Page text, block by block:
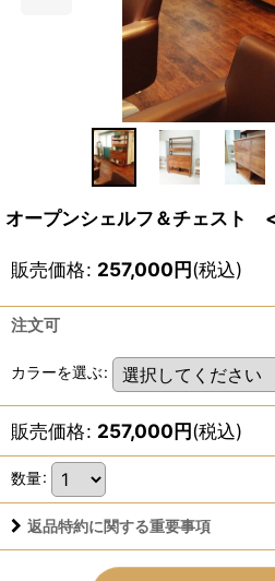
オープンシェルフ＆チェスト
販売価格: 257,000円(税込)
注文可
カラーを選ぶ:
販売価格: 257,000円(税込)
数量:
返品特約に関する重要事項